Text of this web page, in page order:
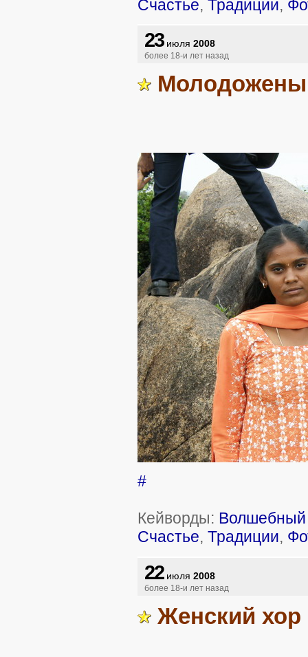
Счастье, Традиции,
23июля 2008
более 18-и лет назад
#
Кейворды: Волшебный
Счастье, Традиции,
22июля 2008
более 18-и лет назад
Женский хор